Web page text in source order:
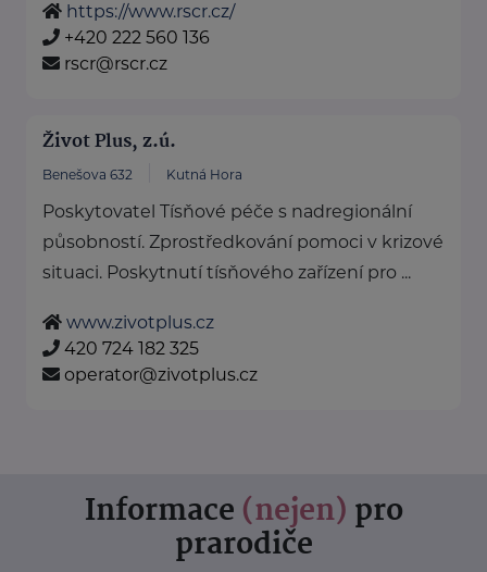
https://www.rscr.cz/
+420 222 560 136
rscr@rscr.cz
Život Plus, z.ú.
Benešova 632 Kutná Hora
Poskytovatel Tísňové péče s nadregionální
působností. Zprostředkování pomoci v krizové
situaci. Poskytnutí tísňového zařízení pro ...
www.zivotplus.cz
420 724 182 325
operator@zivotplus.cz
Informace (nejen) pro
prarodiče